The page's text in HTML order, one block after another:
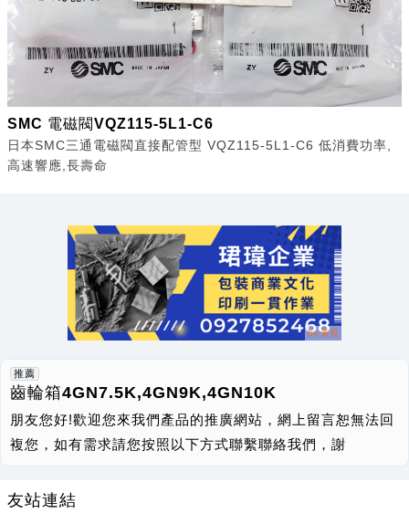
SMC 電磁閥VQZ115-5L1-C6
日本SMC三通電磁閥直接配管型 VQZ115-5L1-C6 低消費功率,
高速響應,長壽命
推薦
齒輪箱4GN7.5K,4GN9K,4GN10K
朋友您好!歡迎您來我們產品的推廣網站，網上留言恕無法回
複您，如有需求請您按照以下方式聯繫聯絡我們，謝
友站連結